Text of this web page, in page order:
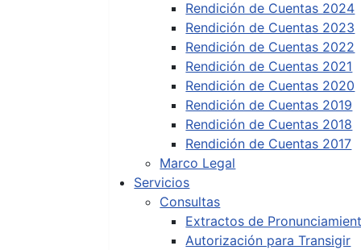
Rendición de Cuentas 2024
Rendición de Cuentas 2023
Rendición de Cuentas 2022
Rendición de Cuentas 2021
Rendición de Cuentas 2020
Rendición de Cuentas 2019
Rendición de Cuentas 2018
Rendición de Cuentas 2017
Marco Legal
Servicios
Consultas
Extractos de
Autorización para Transigir